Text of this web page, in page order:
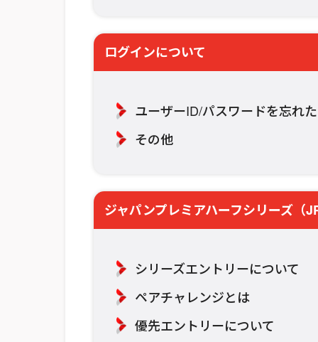
ログインについて
ユーザーID/パスワードを忘れた
その他
ジャパンプレミアハーフシリーズ（
シリーズエントリーについて
ペアチャレンジとは
優先エントリー​について